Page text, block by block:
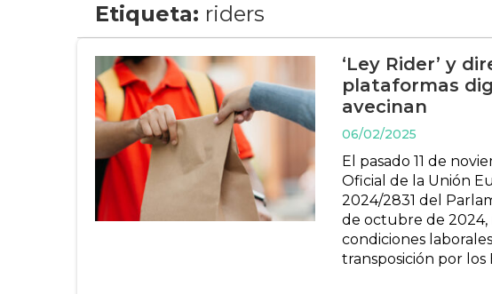
Etiqueta: riders
‘Ley Rider’ y
plataformas
avecinan
06/02/2025
El pasado 11 de
Oficial de la Unión
2024/2831 del
de octubre de 2024,
condiciones
transposición por los